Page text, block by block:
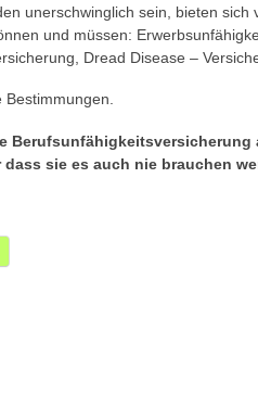
unerschwinglich sein, bieten
und müssen:
Dread Disease –
Bestimmungen.
sie es auch nie brauchen